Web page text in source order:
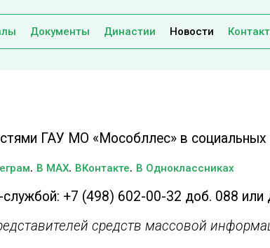
Документы Династии Новости
ГАУ МО «Мособллес» в социальных
. В MAX. ВКонтакте. В Одноклассниках
службой: +7 (498) 602-00-32 доб. 088 или
средств массовой